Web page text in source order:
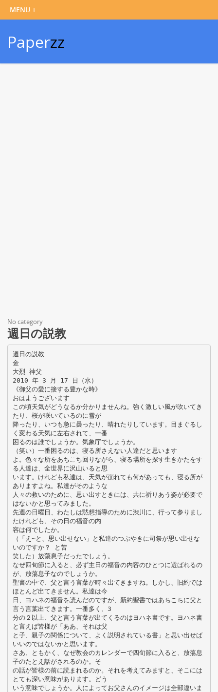
Paperzz
No category
週日の説教
週日の説教
金
大烈 神父
2010 年 3 月 17 日（水）
《御父の愛に接する豊かな時》
おはようございます
この頃天気がどうなるか分かりませんね。強く激しい風が吹いてき
たり、桜が咲いているのに雪が
降ったり、いつも急に曇ったり、晴れたりしています。目まぐるし
く変わる天気に左右されて、一番
困るのは誰でしょうか。気象庁でしょうか。
（笑い）一番困るのは、寝る所さえない人達だと思います
よ。色々な所をあちこち回りながら、寝る場所を探す生きかたをす
る人達は、全世界に沢山いると思
います。けれども私達は、天気が崩れても何があっても、寝る所が
ありますよね。私達がそのような
人々の救いのために、思い出すときには、共に祈りあう姿が必要で
はないかと思ってみました。
先週の日曜日、わたしは黙想指導のために渋川に、行って参りまし
たけれども、その日の福音の内
容は何でしたか。
（「え∼と、思い出せない」と私達のつぶやきに司祭が思い出せな
いのですか？ と苦
笑した）放蕩息子だったでしょう。
なぜ四旬節に入ると、必ず主日の福音の内容のひとつに選ばれるの
が、放蕩息子なのでしょうか。
聖書の中で、父と言う言葉が時々出てきますね。しかし、旧約では
ほとんど出てきません。私達は今
日、ヨハネの福音を読んだのですが、新約聖書ではあちこちに父と
言う言葉出てきます。一番多く、3
分の２以上、父と言う言葉が出てくるのはヨハネ書です。ヨハネ書
と言えば皆様が「ああ、それは父
と子、親子の関係について、よく説明されている書」と思い出せば
いいのではないかと思います。
さあ、ともかく、なぜ教会のカレンダーで四旬節に入ると、放蕩息
子のたとえ話がされるのか。そ
の話が皆様の前に読まれるのか。それを考えてみますと、そこには
とても深い意味があります。どう
いう意味でしょうか。人によってお父さんのイメージは全部違いま